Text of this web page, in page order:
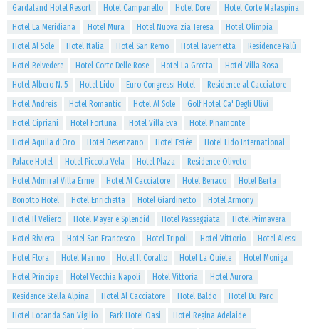
Gardaland Hotel Resort
Hotel Campanello Hotel Dore'
Hotel Corte Malaspina
Hotel La Meridiana
Hotel Mura Hotel Nuova zia Teresa
Hotel Olimpia
Hotel Al Sole
Hotel Italia Hotel San Remo Hotel Tavernetta
Residence Palù
Hotel Belvedere
Hotel Corte Delle Rose Hotel La Grotta
Hotel Villa Rosa
Hotel Albero N. 5
Hotel Lido Euro Congressi Hotel
Residence al Cacciatore
Hotel Andreis
Hotel Romantic Hotel Al Sole
Golf Hotel Ca' Degli Ulivi
Hotel Cipriani
Hotel Fortuna Hotel Villa Eva
Hotel Pinamonte
Hotel Aquila d'Oro
Hotel Desenzano Hotel Estée
Hotel Lido International
Palace Hotel
Hotel Piccola Vela Hotel Plaza
Residence Oliveto
Hotel Admiral Villa Erme
Hotel Al Cacciatore Hotel Benaco
Hotel Berta
Bonotto Hotel
Hotel Enrichetta Hotel Giardinetto
Hotel Armony
Hotel Il Veliero
Hotel Mayer e Splendid Hotel Passeggiata
Hotel Primavera
Hotel Riviera
Hotel San Francesco Hotel Tripoli Hotel Vittorio
Hotel Alessi
Hotel Flora
Hotel Marino Hotel Il Corallo Hotel La Quiete
Hotel Moniga
Hotel Principe
Hotel Vecchia Napoli Hotel Vittoria
Hotel Aurora
Residence Stella Alpina
Hotel Al Cacciatore Hotel Baldo
Hotel Du Parc
Hotel Locanda San Vigilio
Park Hotel Oasi
Hotel Regina Adelaide